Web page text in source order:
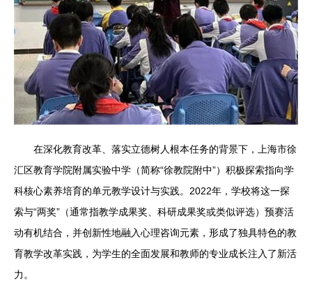
在深化教育改革、落实立德树人根本任务的背景下，上海市徐
汇区教育学院附属实验中学（简称“徐教院附中”）积极探索指向学
科核心素养培育的单元教学设计与实践。2022年，学校将这一探
索与“两奖”（通常指教学成果奖、科研成果奖或类似评选）预赛活
动有机结合，并创新性地融入心理咨询元素，形成了独具特色的教
育教学改革实践，为学生的全面发展和教师的专业成长注入了新活
力。